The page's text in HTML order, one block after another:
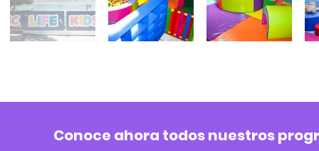
Conoce ahora todos nuestros